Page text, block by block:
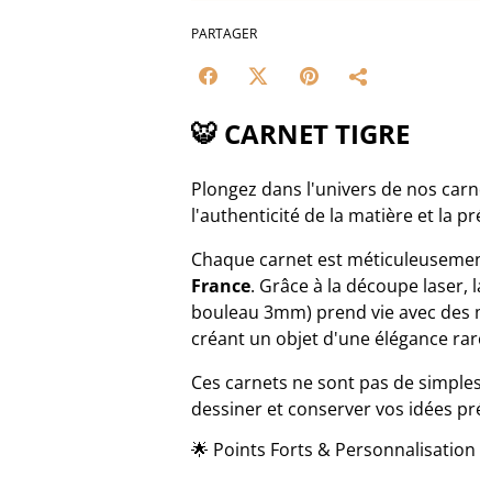
PARTAGER
🐯 CARNET TIGRE
Plongez dans l'univers de nos
l'authenticité de la matière et la
Chaque carnet est
France. Grâce à la découpe
bouleau 3mm) prend vie avec
créant un objet d'une élégance
Ces carnets ne sont pas de
dessiner et conserver vos idées
🌟 Points Forts & Personnalisation